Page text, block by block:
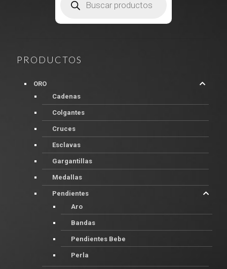
PRODUCTOS
ORO
Cadenas
Colgantes
Cruces
Esclavas
Gargantillas
Medallas
Pendientes
Aro
Bandas
Pendientes Bebe
Perla